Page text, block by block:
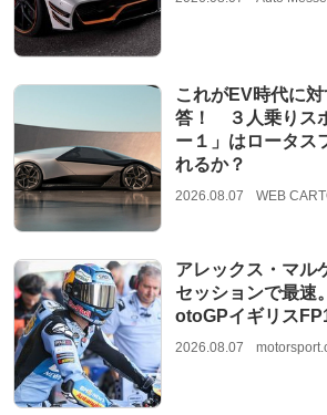
これがEV時代に
答！ ３人乗りス
ー１」はロータス
れるか？
2026.08.07 WEB
アレックス・マル
セッションで最速
otoGPイギリス
2026.08.07